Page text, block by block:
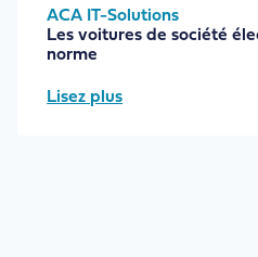
ACA IT-Solutions
Les voitures de société
norme
Lisez plus